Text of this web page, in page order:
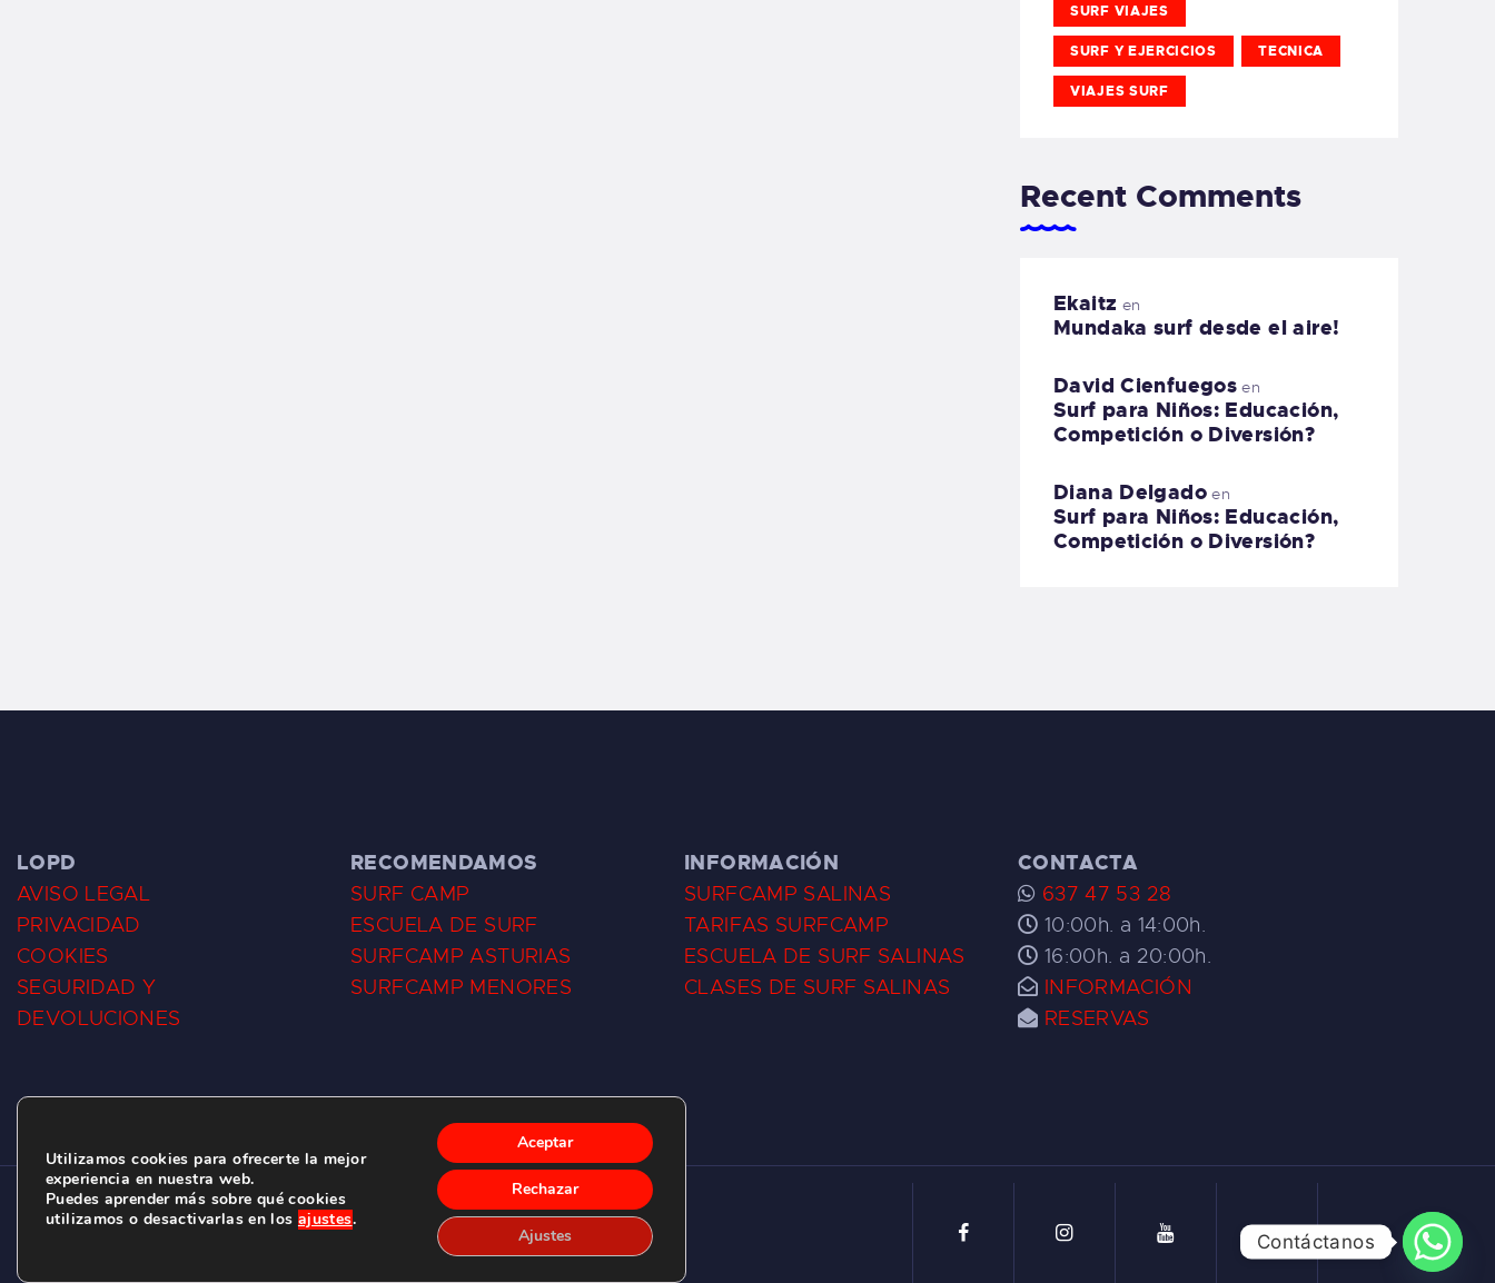
SURF VIAJES
SURF Y EJERCICIOS TECNICA
VIAJES SURF
Recent Comments
Ekaitz en
Mundaka surf desde el aire!
David Cienfuegos en
Surf para Niños: Educación,
Competición o Diversión?
Diana Delgadoen
Surf para Niños: Educación,
Competición o Diversión?
LOPD
AVISO LEGAL
PRIVACIDAD
COOKIES
SEGURIDAD Y
DEVOLUCIONES
RECOMENDAMOS
SURF CAMP
ESCUELA DE SURF
SURFCAMP ASTURIAS
SURFCAMP MENORES
INFORMACIÓN
SURFCAMP SALINAS
TARIFAS SURFCAMP
ESCUELA DE SURF SALINAS
CLASES DE SURF SALINAS
CONTACTA
637 47 53 28
10:00h. a 14:00h.
16:00h. a 20:00h.
INFORMACIÓN
RESERVAS
CLUB DE SURF LAS DUNAS ©2026.
C/ BERNARDO ÁLVAREZ GALAN 1, SALINAS (ASTURIAS)
Utilizamos cookies para ofrecerte la mejor
experiencia en nuestra web.
Puedes aprender más sobre qué cookies
utilizamos o desactivarlas en los ajustes.
Aceptar
Rechazar
Ajustes Contáctanos